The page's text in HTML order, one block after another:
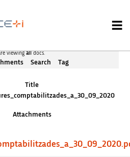
viewing all
docs.
Search Tag
Title
Attachments